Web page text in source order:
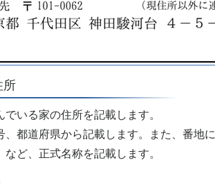
所
でいる家の住所を記載します。
、都道府県から記載します。また、番地
など、正式名称を記載します。